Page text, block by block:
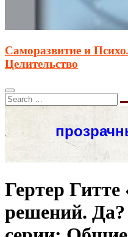
Саморазвитие и
Целительство
Гертер
решений. Да?